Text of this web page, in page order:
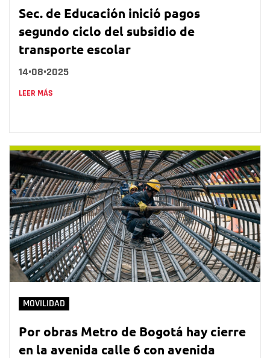
Sec. de Educación inició pagos
segundo ciclo del subsidio de
transporte escolar
14•08•2025
LEER MÁS
MOVILIDAD
Por obras Metro de Bogotá hay cierre
en la avenida calle 6 con avenida